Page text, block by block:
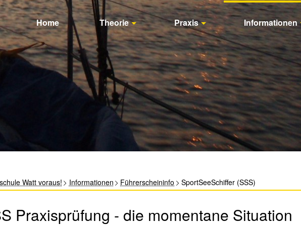
Home Theorie Praxis Informationen
Watt voraus! Informationen Führerscheininfo SportSeeSchiffer (SSS)
Praxisprüfung - die momentane Situation